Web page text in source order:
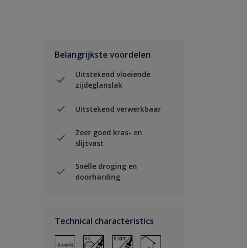
Belangrijkste voordelen
Uitstekend vloeiende
zijdeglanslak
Uitstekend verwerkbaar
Zeer goed kras- en
slijtvast
Snelle droging en
doorharding
Technical characteristics